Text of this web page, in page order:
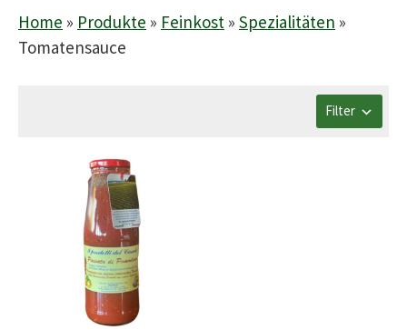
Home » Produkte » Feinkost » Spezialitäten »
Tomatensauce
Filter